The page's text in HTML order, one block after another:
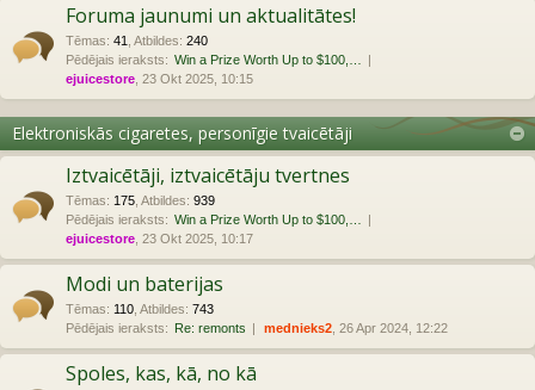
Foruma jaunumi un aktualitātes!
Tēmas: 41 Atbildes: 240
Pēdējais ieraksts: Win a Prize Worth Up to $100,…
ejuicestore , 23 Okt 2025, 10:15
Elektroniskās cigaretes, personīgie tvaicētāji
Iztvaicētāji, iztvaicētāju tvertnes
Tēmas: 175 Atbildes: 939
Pēdējais ieraksts: Win a Prize Worth Up to $100,…
ejuicestore , 23 Okt 2025, 10:17
Modi un baterijas
Tēmas: 110 Atbildes: 743
Pēdējais ieraksts: Re: remonts mednieks2 , 26 Apr 2024, 12:22
Spoles, kas, kā, no kā